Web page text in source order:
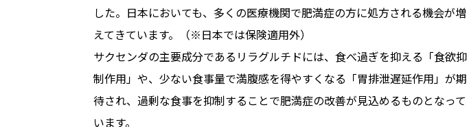
した。日本においても、多くの医療機関で肥満症の方に処方される機会が増
えてきています。（※日本では保険適用外）
サクセンダの主要成分であるリラグルチドには、食べ過ぎを抑える「食欲抑
制作用」や、少ない食事量で満腹感を得やすくなる「胃排泄遅延作用」が期
待され、過剰な食事を抑制することで肥満症の改善が見込めるものとなって
います。